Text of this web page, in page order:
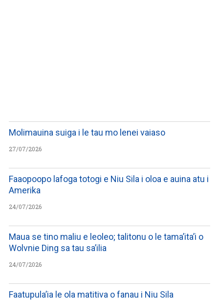
Molimauina suiga i le tau mo lenei vaiaso
27/07/2026
Faaopoopo lafoga totogi e Niu Sila i oloa e auina atu i
Amerika
24/07/2026
Maua se tino maliu e leoleo; talitonu o le tama’ita’i o
Wolvnie Ding sa tau sa’ilia
24/07/2026
Faatupula’ia le ola matitiva o fanau i Niu Sila